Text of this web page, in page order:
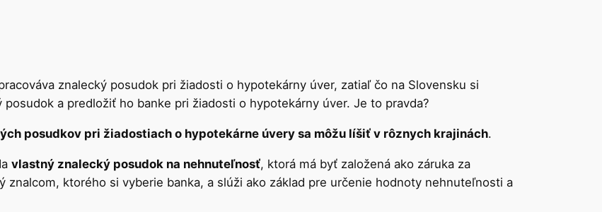
znalecký posudok pri žiadosti o hypotekárny úver, zatiaľ čo na Slovensku si
a predložiť ho banke pri žiadosti o hypotekárny úver. Je to pravda?
posudkov pri žiadostiach o hypotekárne úvery sa môžu líšiť v rôznych krajinách.
vlastný znalecký posudok na nehnuteľnosť, ktorá má byť založená ako záruka za
znalcom, ktorého si vyberie banka, a slúži ako základ pre určenie hodnoty nehnuteľnosti a